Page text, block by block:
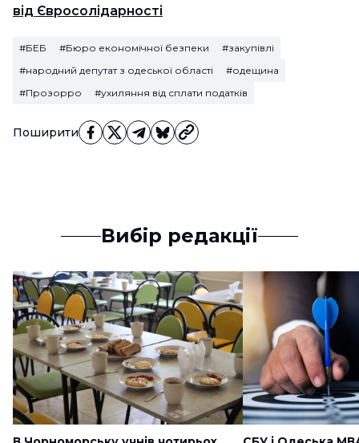
Поширити
від Євросолідарності
#БЕБ #Бюро економічної безпеки
#закупівлі
#народний депутат з одеської області
#одещина
#Прозорро
#ухиляння від сплати податків
Вибір редакції